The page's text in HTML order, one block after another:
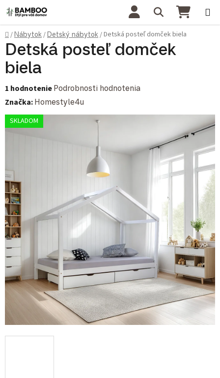
Prejsť na obsah Hľadať
Domov
/Nábytok /Detský nábytok /Detská posteľ domček biela
Detská posteľ domček
biela
Priemerné hodnotenie produktu je 5,0 z 5 hviezdičiek.
1 hodnotenie Podrobnosti hodnotenia
Značka: Homestyle4u
SKLADOM